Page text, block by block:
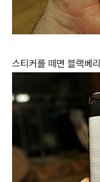
스티커를 떼면 블랙베